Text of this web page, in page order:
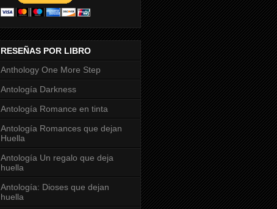
RESEÑAS POR LIBRO
Anthology One More Step
Antología Darkness
Antología Romance en tinta
Antología Romances que dejan
Huella
Antología Un regalo que deja
huella
Antología: Dioses que dejan
huella